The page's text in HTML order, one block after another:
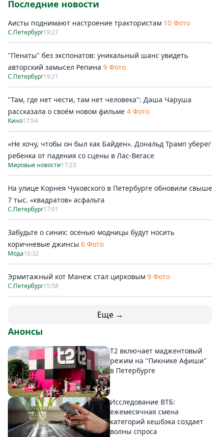
Последние новости
Аисты поднимают настроение трактористам 10 Фото
С.Петербург19:27
"Пенаты" без экспонатов: уникальный шанс увидеть
авторский замысел Репина 9 Фото
С.Петербург19:21
"Там, где нет чести, там нет человека": Даша Чаруша
рассказала о своём новом фильме 4 Фото
Кино17:54
«Не хочу, чтобы он был как Байден». Дональд Трамп уберег
ребенка от падения со сцены в Лас-Вегасе
Мировые новости17:23
На улице Корнея Чуковского в Петербурге обновили свыше
7 тыс. «квадратов» асфальта
С.Петербург17:01
Забудьте о синих: осенью модницы будут носить
коричневые джинсы 6 Фото
Мода16:32
Эрмитажный кот Манеж стал цирковым 9 Фото
С.Петербург15:58
Еще →
Анонсы
Т2 включает маджентовый
режим на "Пикнике Афиши"
в Петербурге
Исследование ВТБ:
ежемесячная смена
категорий кешбэка создает
волны спроса